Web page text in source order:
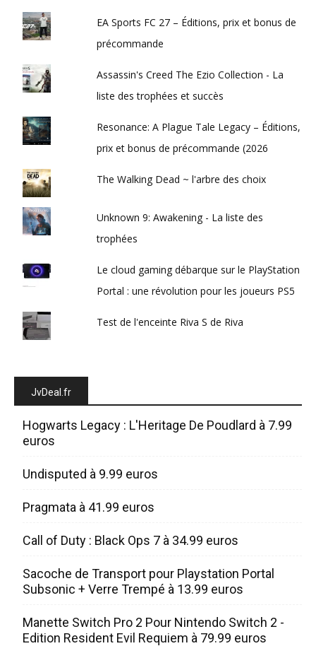
EA Sports FC 27 – Éditions, prix et bonus de
précommande
Assassin's Creed The Ezio Collection - La
liste des trophées et succès
Resonance: A Plague Tale Legacy – Éditions,
prix et bonus de précommande (2026
The Walking Dead ~ l'arbre des choix
Unknown 9: Awakening - La liste des
trophées
Le cloud gaming débarque sur le PlayStation
Portal : une révolution pour les joueurs PS5
Test de l'enceinte Riva S de Riva
JvDeal.fr
Hogwarts Legacy : L'Heritage De Poudlard à 7.99
euros
Undisputed à 9.99 euros
Pragmata à 41.99 euros
Call of Duty : Black Ops 7 à 34.99 euros
Sacoche de Transport pour Playstation Portal
Subsonic + Verre Trempé à 13.99 euros
Manette Switch Pro 2 Pour Nintendo Switch 2 -
Edition Resident Evil Requiem à 79.99 euros